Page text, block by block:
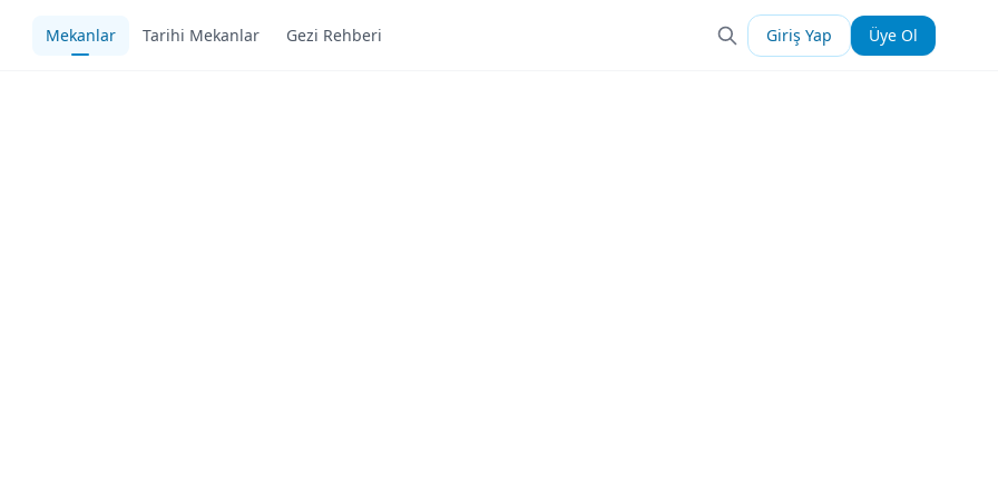
Mekanlar Tarihi Mekanlar Gezi Rehberi Giriş Yap Üye Ol